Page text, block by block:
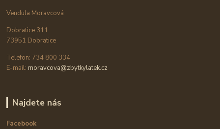
Vendula Moravcová
Dobratice 311
73951 Dobratice
Telefon: 734 800 334
E-mail: moravcova@zbytkylatek.cz
Najdete nás
Facebook